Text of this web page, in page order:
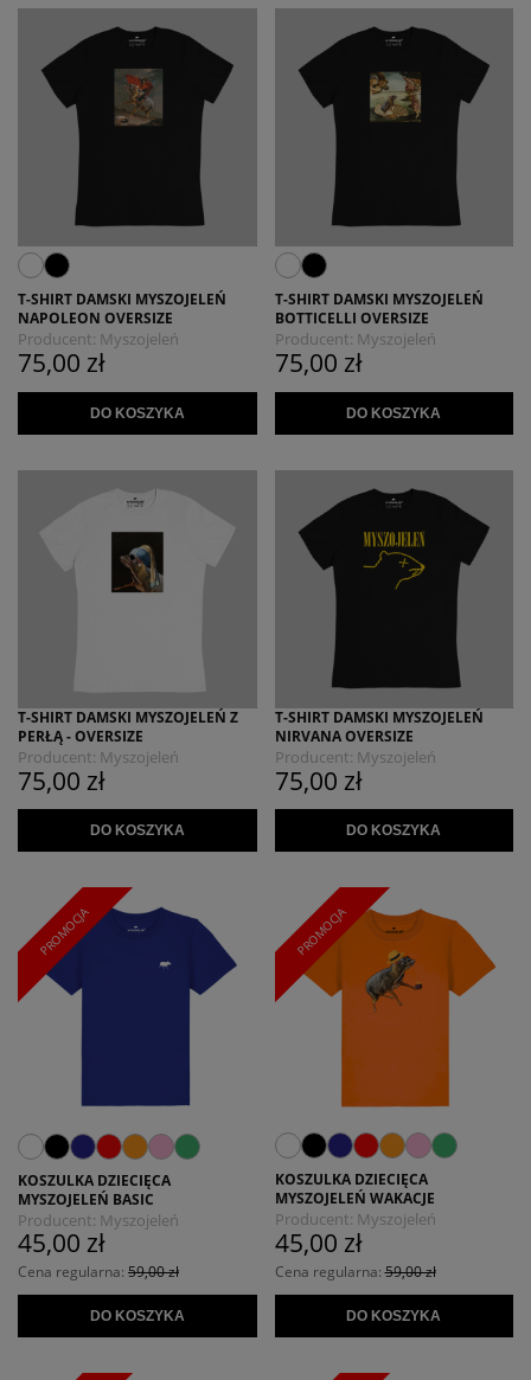
T-SHIRT DAMSKI MYSZOJELEŃ
NAPOLEON OVERSIZE
Producent: Myszojeleń
75,00 zł
DO KOSZYKA
T-SHIRT DAMSKI MYSZOJELEŃ
BOTTICELLI OVERSIZE
Producent: Myszojeleń
75,00 zł
DO KOSZYKA
T-SHIRT DAMSKI MYSZOJELEŃ Z
PERŁĄ - OVERSIZE
Producent: Myszojeleń
75,00 zł
DO KOSZYKA
T-SHIRT DAMSKI MYSZOJELEŃ
NIRVANA OVERSIZE
Producent: Myszojeleń
75,00 zł
DO KOSZYKA
KOSZULKA DZIECIĘCA
MYSZOJELEŃ BASIC
Producent: Myszojeleń
45,00 zł
Cena regularna: 59,00 zł
DO KOSZYKA
PROMOCJA
KOSZULKA DZIECIĘCA
MYSZOJELEŃ WAKACJE
Producent: Myszojeleń
45,00 zł
Cena regularna:59,00 zł
DO KOSZYKA
PROMOCJA